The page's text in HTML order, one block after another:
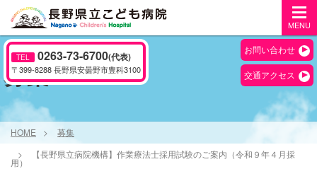
MENU
TEL 0263-73-6700(代表)
〒399-8288 長野県安曇野市豊科3100
お問い合わせ
交通アクセス
募集
HOME
募集
【長野県立病院機構】作業療法士採用試験のご案内（令和９年４月採
用）